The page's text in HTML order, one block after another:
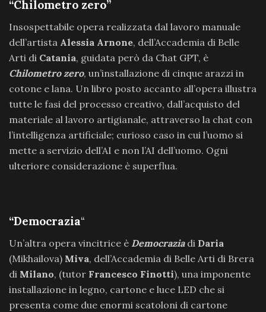
“Chilometro zero”
Insospettabile opera realizzata dal lavoro manuale
dell’artista Alessia Arnone, dell’Accademia di Belle
Arti di Catania, guidata però da Chat GPT, è
Chilometro zero, un’installazione di cinque arazzi in
cotone e lana. Un libro posto accanto all’opera illustra
tutte le fasi del processo creativo, dall’acquisto del
materiale al lavoro artigianale, attraverso la chat con
l’intelligenza artificiale; curioso caso in cui l’uomo si
mette a servizio dell’AI e non l’AI dell’uomo. Ogni
ulteriore considerazione è superflua.
“Democrazia“
Un’altra opera vincitrice è Democrazia di Daria
(Mikhailova) Miva, dell’Accademia di Belle Arti di Brera
di Milano, (tutor Francesco Finotti), una imponente
installazione in legno, cartone e luce LED che si
presenta come due enormi scatoloni di cartone